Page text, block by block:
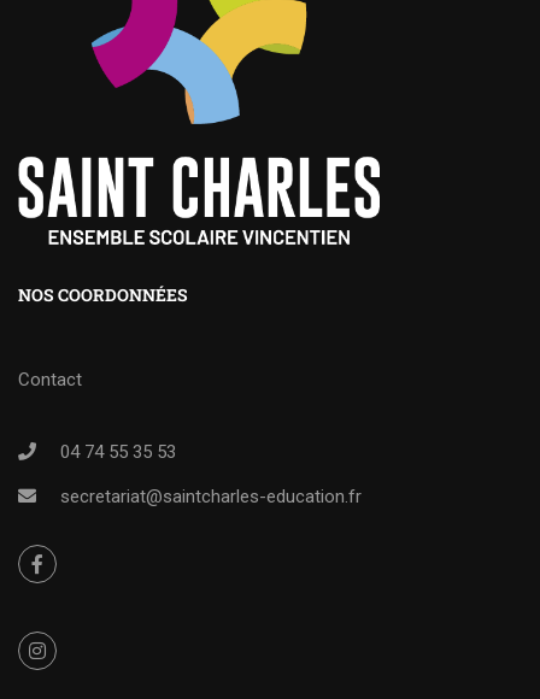
NOS COORDONNÉES
Contact
04 74 55 35 53
secretariat@saintcharles-education.fr